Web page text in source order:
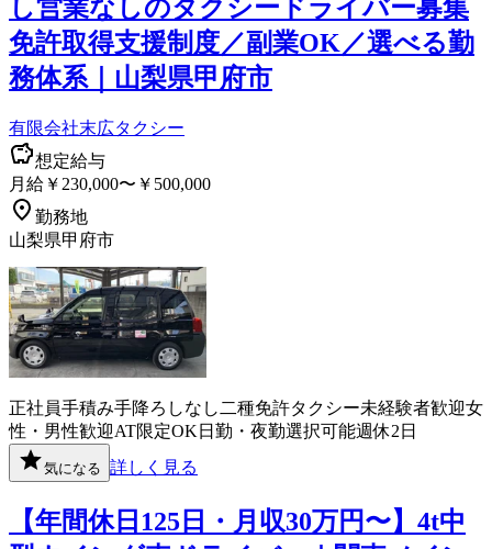
し営業なしのタクシードライバー募集
免許取得支援制度／副業OK／選べる勤
務体系｜山梨県甲府市
有限会社末広タクシー
想定給与
月給￥230,000〜￥500,000
勤務地
山梨県甲府市
正社員手積み手降ろしなし 二種免許タクシー未経験者歓迎女
性・男性歓迎AT限定OK 日勤・夜勤選択可能週休2日
気になる 詳しく見る
【年間休日125日・月収30万円〜】4t中